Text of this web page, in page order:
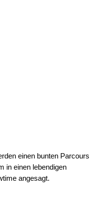
einen bunten Parcours
in einen lebendigen
angesagt.